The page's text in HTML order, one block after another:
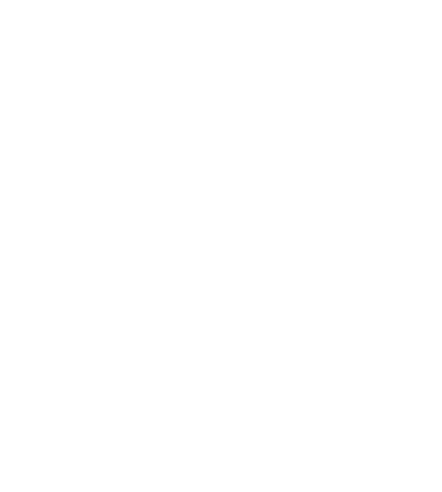
Patients With